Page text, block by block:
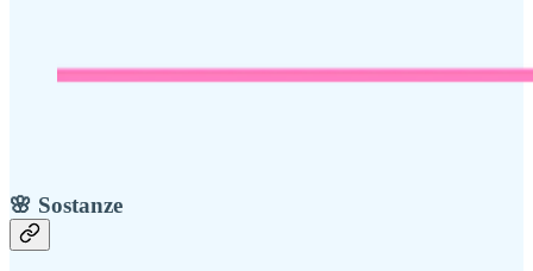
🌸 Sostanze